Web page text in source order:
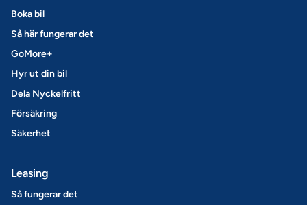
Boka bil
Så här fungerar det
GoMore+
Hyr ut din bil
Dela Nyckelfritt
Försäkring
Säkerhet
Leasing
Så fungerar det